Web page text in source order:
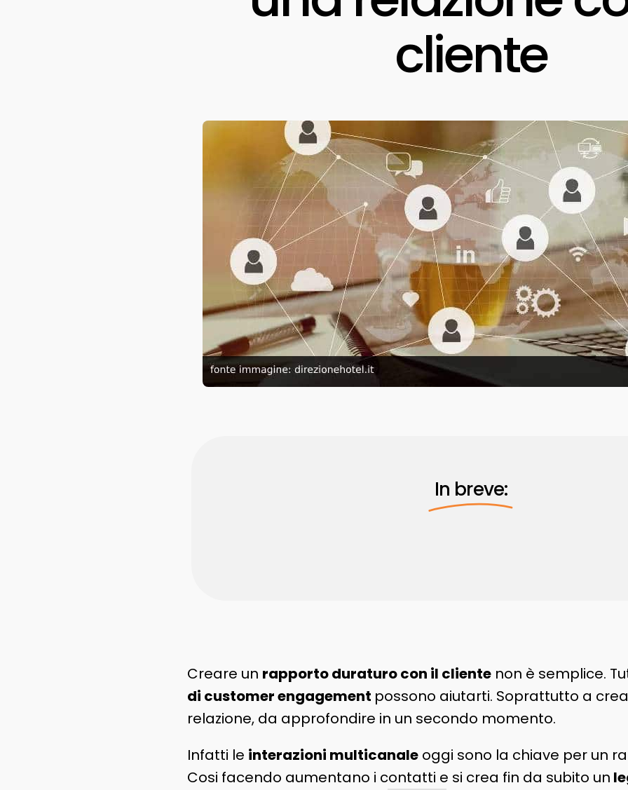
cliente
In breve:
Creare un rapporto duraturo con il clientenon è semplice.
di customer engagement possono aiutarti. Soprattutto a
relazione, da approfondire in un secondo momento.
Infatti le interazioni multicanaleoggi sono la chiave per un
Cosi facendo aumentano i contatti e si crea fin da subito un